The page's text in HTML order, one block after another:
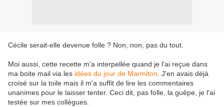
Cécile serait-elle devenue folle ? Non, non, pas du tout.
Moi aussi, cette recette m'a interpellée quand je l'ai reçue dans
ma boite mail via les idées du jour de Marmiton . J'en avais déjà
croisé sur la toile mais il m'a suffit de lire les commentaires
unanimes pour le laisser tenter. Ceci dit, pas folle, la guêpe, je l'ai
testée sur mes collègues.